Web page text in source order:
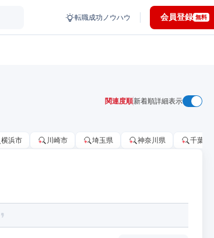
転職成功ノウハウ 会員登録 無料
関連度順新着順詳細表示
横浜市 川崎市 埼玉県 神奈川県 千葉市